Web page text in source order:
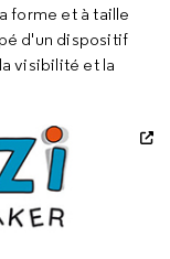
forme et à taille
d'un dispositif
visibilité et la